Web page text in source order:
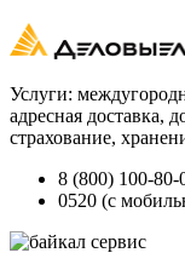
Услуги:
адресная доставка,
страхование,
8 (800) 100-80-
0520 (с